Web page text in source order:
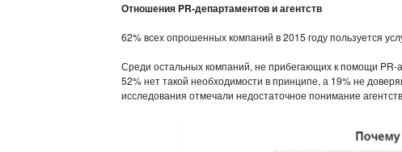
Отношения PR-департаментов и агентств
62% всех опрошенных компаний в 2015 году пользуется
Среди остальных компаний, не прибегающих к помощи PR-
52% нет такой необходимости в принципе, а 19% не
исследования отмечали недостаточное понимание